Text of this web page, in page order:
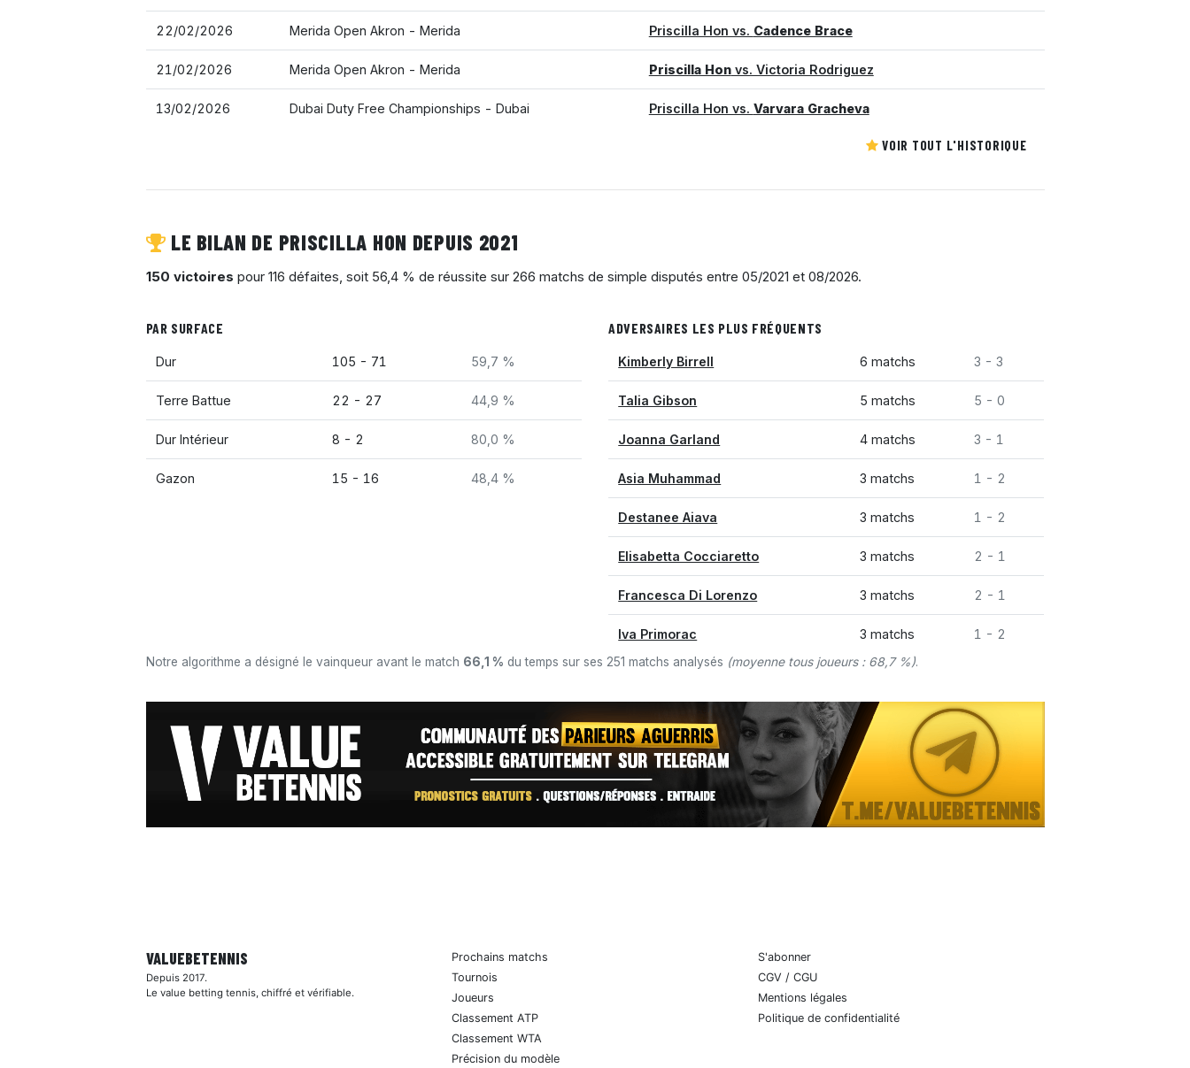
22/02/2026 Merida Open Akron - Merida Priscilla Hon vs. Cadence Brace
21/02/2026 Merida Open Akron - Merida Priscilla Honvs. Victoria Rodriguez
13/02/2026 Dubai Duty Free Championships - Dubai Priscilla Hon vs. Varvara Gracheva
VOIR TOUT L'HISTORIQUE
LE BILAN DE PRISCILLA HON DEPUIS 2021
150 victoires pour 116 défaites, soit 56,4 % de réussite sur 266 matchs de simple disputés entre 05/2021 et 08/2026.
PAR SURFACE
Dur 105 - 71 59,7 %
Terre Battue 22 - 27 44,9 %
Dur Intérieur 8 - 2 80,0 %
Gazon 15 - 16 48,4 %
ADVERSAIRES LES PLUS FRÉQUENTS
Kimberly Birrell 6 matchs 3 - 3
Talia Gibson 5 matchs 5 - 0
Joanna Garland 4 matchs 3 - 1
Asia Muhammad 3 matchs 1 - 2
Destanee Aiava 3 matchs 1 - 2
Elisabetta Cocciaretto 3 matchs 2 - 1
Francesca Di Lorenzo 3 matchs 2 - 1
Iva Primorac 3 matchs 1 - 2
Notre algorithme a désigné le vainqueur avant le match 66,1 % du temps sur ses 251 matchs analysés (moyenne tous joueurs : 68,7 %).
VALUEBETENNIS
Depuis 2017.
Le value betting tennis, chiffré et vérifiable.
Prochains matchs
Tournois
Joueurs
Classement ATP
Classement WTA
Précision du modèle
S'abonner
CGV / CGU
Mentions légales
Politique de confidentialité